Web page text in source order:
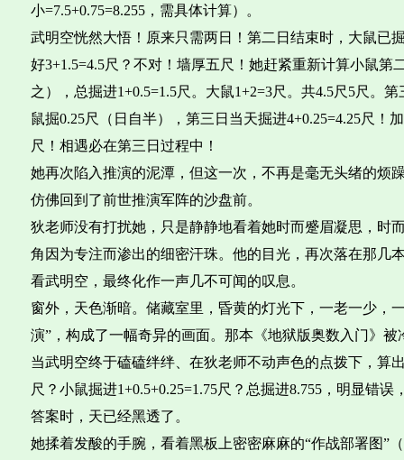
小=7.5+0.75=8.255，需具体计算）。
武明空恍然大悟！原来只需两日！第二日结束时，大鼠已
好3+1.5=4.5尺？不对！墙厚五尺！她赶紧重新计算小鼠第
之），总掘进1+0.5=1.5尺。大鼠1+2=3尺。共4.5尺5尺。
鼠掘0.25尺（日自半），第三日当天掘进4+0.25=4.25尺！
尺！相遇必在第三日过程中！
她再次陷入推演的泥潭，但这一次，不再是毫无头绪的烦
仿佛回到了前世推演军阵的沙盘前。
狄老师没有打扰她，只是静静地看着她时而蹙眉凝思，时
角因为专注而渗出的细密汗珠。他的目光，再次落在那几
看武明空，最终化作一声几不可闻的叹息。
窗外，天色渐暗。储藏室里，昏黄的灯光下，一老一少，
演”，构成了一幅奇异的画面。那本《地狱版奥数入门》
当武明空终于磕磕绊绊、在狄老师不动声色的点拨下，算
尺？小鼠掘进1+0.5+0.25=1.75尺？总掘进8.755，明显错
答案时，天已经黑透了。
她揉着发酸的手腕，看着黑板上密密麻麻的“作战部署图”